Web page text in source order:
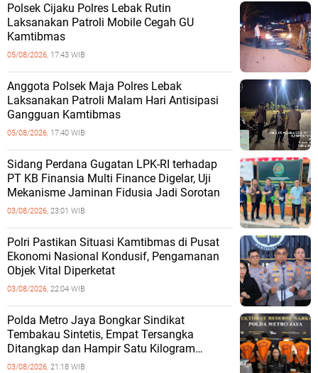
Polsek Cijaku Polres Lebak Rutin
Laksanakan Patroli Mobile Cegah GU
Kamtibmas
05/08/2026, 17:43 WIB
Anggota Polsek Maja Polres Lebak
Laksanakan Patroli Malam Hari Antisipasi
Gangguan Kamtibmas
05/08/2026, 17:40 WIB
Sidang Perdana Gugatan LPK-RI terhadap
PT KB Finansia Multi Finance Digelar, Uji
Mekanisme Jaminan Fidusia Jadi Sorotan
03/08/2026, 23:01 WIB
‎Polri Pastikan Situasi Kamtibmas di Pusat
Ekonomi Nasional Kondusif, Pengamanan
Objek Vital Diperketat
03/08/2026, 22:04 WIB
‎Polda Metro Jaya Bongkar Sindikat
Tembakau Sintetis, Empat Tersangka
Ditangkap dan Hampir Satu Kilogram
Barang Bukti Disita
03/08/2026, 21:18 WIB